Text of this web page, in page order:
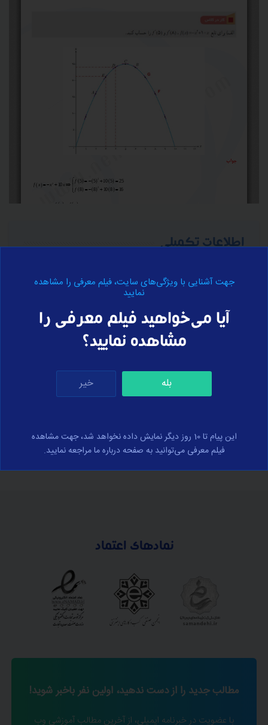
اطلاعات تکمیلی
برای مشاهده درسنامه‌ی این بخش، لطفا خرید اشتراک
انجام
دهید.
برای ارسال نظر وارد سایت شوید
ورود
نمادهای اعتماد
مطالب جدید را از دست ندهید، اولین نفر باخبر شوید!
با عضویت در خبرنامه ایمیلی، از آخرین مطالب آموزشی وب
جهت آشنایی با ویژگی‌های سایت، فیلم معرفی را مشاهده
نمایید
آیا می‌خواهید فیلم معرفی را
مشاهده نمایید؟
بله خیر
این پیام تا 10 روز دیگر نمایش داده نخواهد شد، جهت مشاهده
فیلم معرفی می‌توانید به صفحه درباره ما مراجعه نمایید.